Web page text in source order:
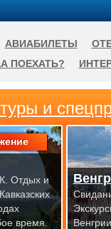
и
Отдых и
время.
АВИАБИЛЕТЫ
ПОЕХАТЬ?